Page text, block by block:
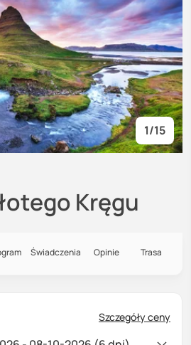
1/15
Kręgu
Świadczenia Opinie Trasa
Szczegóły ceny